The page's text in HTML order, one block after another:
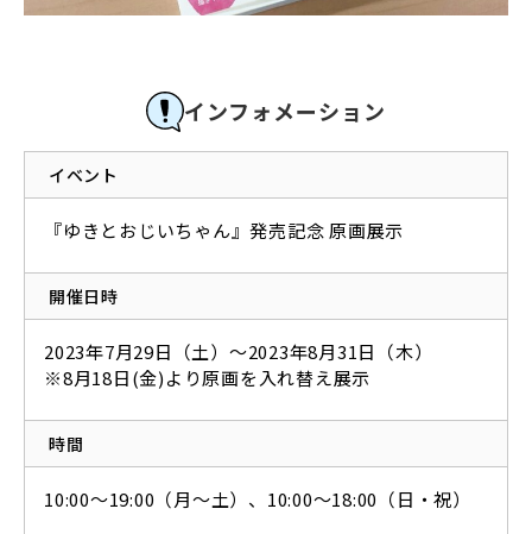
インフォメーション
イベント
『ゆきとおじいちゃん』発売記念 原画展示
開催日時
2023年7月29日（土）～2023年8月31日（木）
※8月18日(金)より原画を入れ替え展示
時間
10:00～19:00（月～土）、10:00～18:00（日・祝）